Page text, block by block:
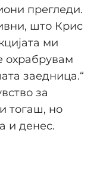
прегледи.
што Крис
ми
охрабрувам
заедница.“
за
тогаш, но
и денес.